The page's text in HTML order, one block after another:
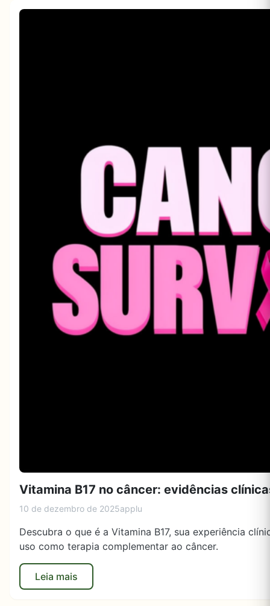
Vitamina B17 no câncer: evidências
10 de dezembro de 2025applu
Descubra o que é a Vitamina B17, sua experiência
uso como terapia complementar ao câncer.
Leia mais